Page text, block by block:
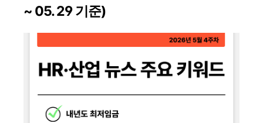
~ 05. 29 기준)